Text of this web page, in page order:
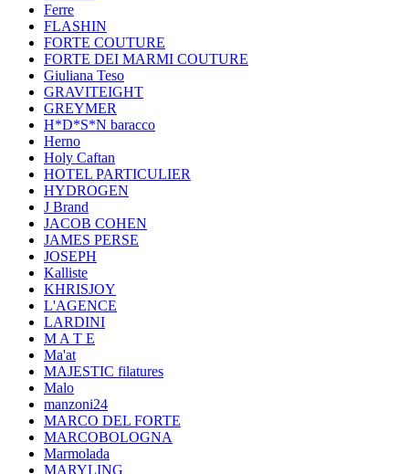
Ferre
FLASHIN
FORTE COUTURE
FORTE DEI MARMI COUTURE
Giuliana Teso
GRAVITEIGHT
GREYMER
H*D*S*N baracco
Herno
Holy Caftan
HOTEL PARTICULIER
HYDROGEN
J Brand
JACOB COHEN
JAMES PERSE
JOSEPH
Kalliste
KHRISJOY
L'AGENCE
LARDINI
M A T E
Ma'at
MAJESTIC filatures
Malo
manzoni24
MARCO DEL FORTE
MARCOBOLOGNA
Marmolada
MARYLING